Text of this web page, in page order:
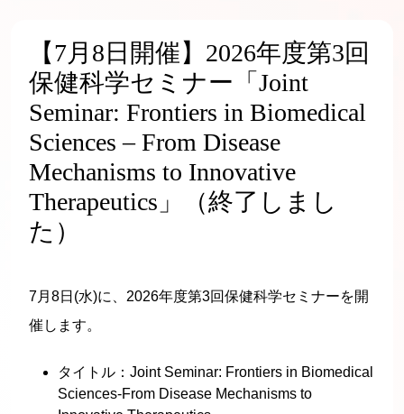
【7月8日開催】2026年度第3回
保健科学セミナー「Joint
Seminar: Frontiers in Biomedical
Sciences – From Disease
Mechanisms to Innovative
Therapeutics」（終了しまし
た）
7月8日(水)に、2026年度第3回保健科学セミナーを開
催します。
タイトル：Joint Seminar: Frontiers in Biomedical
Sciences-From Disease Mechanisms to